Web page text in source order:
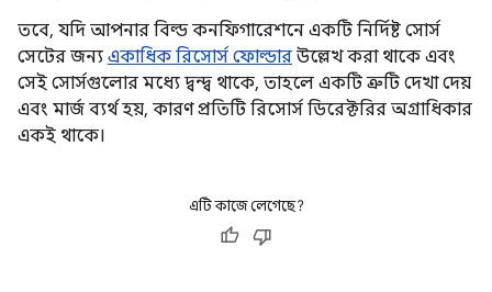
তবে, যদি আপনার বিল্ড কনফিগারেশনে একটি নির্দিষ্ট সোর্স
সেটের জন্য একাধিক রিসোর্স ফোল্ডার উল্লেখ করা থাকে এবং
সেই সোর্সগুলোর মধ্যে দ্বন্দ্ব থাকে, তাহলে একটি ত্রুটি দেখা দেয়
এবং মার্জ ব্যর্থ হয়, কারণ প্রতিটি রিসোর্স ডিরেক্টরির অগ্রাধিকার
একই থাকে।
এটি কাজে লেগেছে?